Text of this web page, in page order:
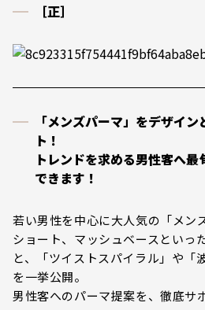
［正］
「メンズパーマ」をデザイ
ト！
トレンドを求める男性客へ
できます！
若い男性を中心に大人気の「メン
ショート、マッシュベースといっ
と、「ツイストスパイラル」や「
を一挙公開。
男性客へのパーマ提案を、徹底サ